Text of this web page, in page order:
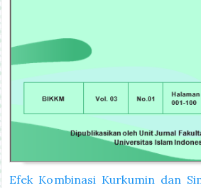
Efek Kombinasi Kurkumin dan